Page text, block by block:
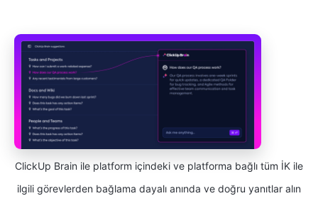
ClickUp Brain ile platform içindeki ve platforma bağlı tüm İK ile
ilgili görevlerden bağlama dayalı anında ve doğru yanıtlar alın